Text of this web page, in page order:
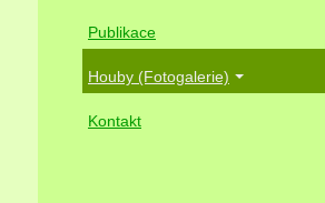
Publikace
Houby (Fotogalerie)
Kontakt